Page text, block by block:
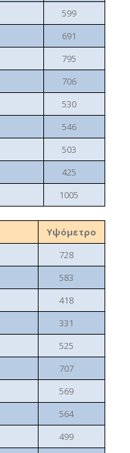
599
691
795
706
530
546
503
425
1005
Υψόμετρο
728
583
418
331
525
707
569
564
499